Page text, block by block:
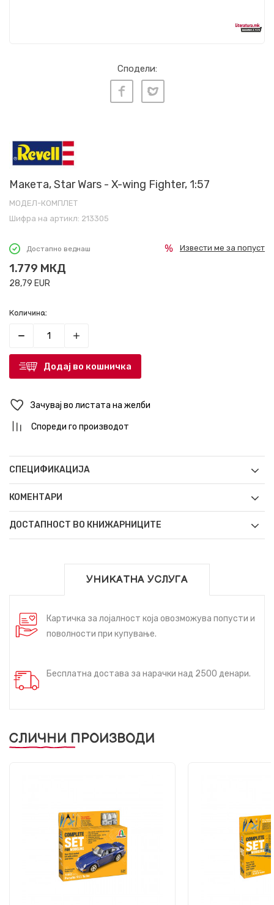
Сподели:
Макета, Star Wars - X-wing Fighter, 1:57
МОДЕЛ-КОМПЛЕТ
Шифра на артикл: 213305
Достапно веднаш
1.779 МКД
28,79 EUR
Извести ме за попуст
Количина:
Додај во кошничка
Зачувај во листата на желби
Спореди го производот
СПЕЦИФИКАЦИЈА
КОМЕНТАРИ
ДОСТАПНОСТ ВО КНИЖАРНИЦИТЕ
УНИКАТНА УСЛУГА
Картичка за лојалност која овозможува попусти и
поволности при купување.
Бесплатна достава за нарачки над 2500 денари.
СЛИЧНИ ПРОИЗВОДИ